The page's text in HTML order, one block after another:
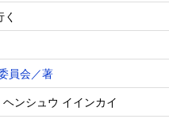
員会／著
ンシュウ イインカイ